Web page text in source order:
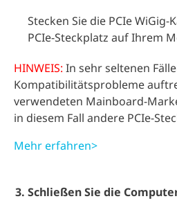
Stecken Sie die PCIe
PCIe-Steckplatz auf Ihrem
HINWEIS: In sehr seltenen
Kompatibilitätsprobleme
verwendeten Mainboard-
in diesem Fall andere PCIe-
Mehr erfahren>
Schließen Sie die